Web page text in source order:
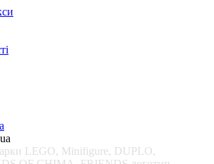
LEGO, Minifigure, DUPLO,